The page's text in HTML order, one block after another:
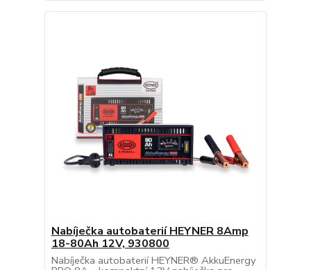
Nabíječka autobaterií HEYNER 8Amp
18-80Ah 12V, 930800
Nabíječka autobaterií HEYNER® AkkuEnergy